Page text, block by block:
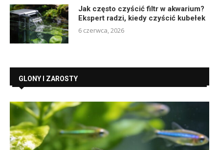
Jak często czyścić filtr w akwarium?
Ekspert radzi, kiedy czyścić kubełek
6 czerwca, 2026
GLONY I ZAROSTY